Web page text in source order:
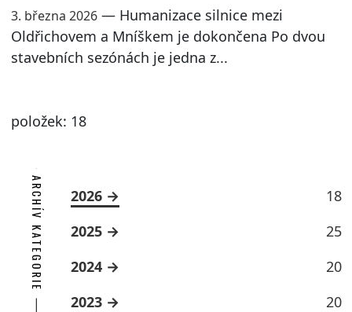
3. března 2026— Humanizace silnice mezi
Oldřichovem a Mníškem je dokončena Po dvou
stavebních sezónách je jedna z...
položek: 18
ARCHÍV KATEGORIE 2026
18
2025
25
2024
20
2023
20